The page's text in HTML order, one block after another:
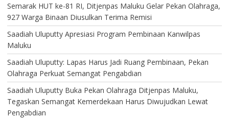
Semarak HUT ke-81 RI, Ditjenpas Maluku Gelar Pekan Olahraga,
927 Warga Binaan Diusulkan Terima Remisi
Saadiah Uluputty Apresiasi Program Pembinaan Kanwilpas
Maluku
Saadiah Uluputty: Lapas Harus Jadi Ruang Pembinaan, Pekan
Olahraga Perkuat Semangat Pengabdian
Saadiah Uluputty Buka Pekan Olahraga Ditjenpas Maluku,
Tegaskan Semangat Kemerdekaan Harus Diwujudkan Lewat
Pengabdian